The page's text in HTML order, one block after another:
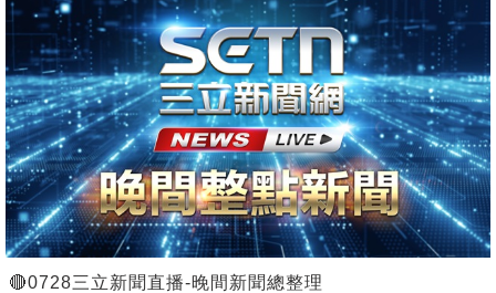
🔴0728三立新聞直播-晚間新聞總整理